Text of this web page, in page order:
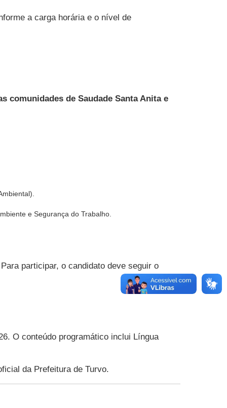
a carga horária e o nível de
comunidades de Saudade Santa Anita e
e Segurança do Trabalho.
participar, o candidato deve seguir o
O conteúdo programático inclui Língua
da Prefeitura de Turvo.